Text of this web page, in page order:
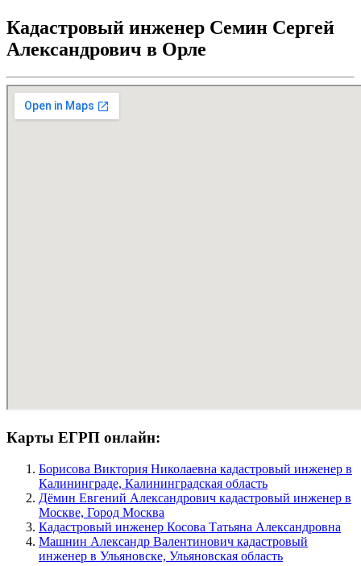
Кадастровый инженер Семин Сергей
Александрович в Орле
Карты ЕГРП онлайн:
Борисова Виктория Николаевна кадастровый инженер в
Калининграде, Калининградская область
Дёмин Евгений Александрович кадастровый инженер в
Москве, Город Москва
Кадастровый инженер Косова Татьяна Александровна
Машнин Александр Валентинович кадастровый
инженер в Ульяновске, Ульяновская область